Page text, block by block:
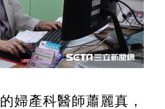
婦產科醫師蕭麗真，